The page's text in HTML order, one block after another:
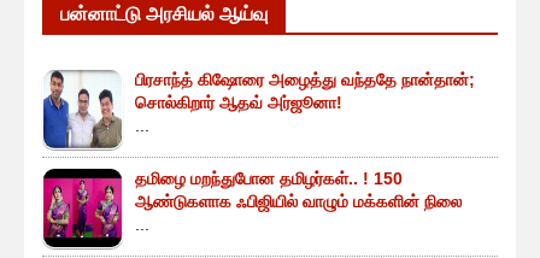
பன்னாட்டு அரசியல் ஆய்வு
பிரசாந்த் கிஷோரை அழைத்து வந்ததே நான்தான்;
சொல்கிறார் ஆதவ் அர்ஜூனா!
தமிழை மறந்துபோன தமிழர்கள்.. ! 150
ஆண்டுகளாக ஃபிஜியில் வாழும் மக்களின் நிலை